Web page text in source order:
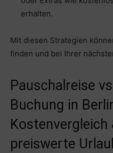
erhalten.
Mit diesen Strategien
finden und bei Ihrer
Pauschalreise
Buchung in
Kostenvergleich
preiswerte